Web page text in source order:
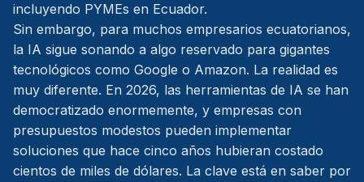
incluyendo PYMEs en Ecuador.
Sin embargo, para muchos empresarios ecuatorianos,
la IA sigue sonando a algo reservado para gigantes
tecnológicos como Google o Amazon. La realidad es
muy diferente. En 2026, las herramientas de IA se han
democratizado enormemente, y empresas con
presupuestos modestos pueden implementar
soluciones que hace cinco años hubieran costado
cientos de miles de dólares. La clave está en saber por